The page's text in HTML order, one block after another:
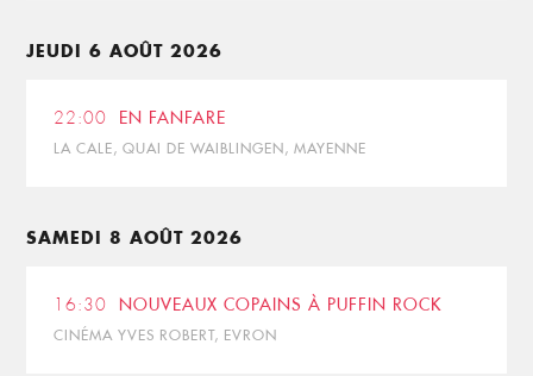
JEUDI 6 AOÛT 2026
22:00 EN FANFARE
LA CALE, QUAI DE WAIBLINGEN, MAYENNE
SAMEDI 8 AOÛT 2026
16:30 NOUVEAUX COPAINS À PUFFIN ROCK
CINÉMA YVES ROBERT, EVRON